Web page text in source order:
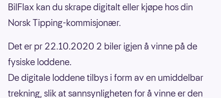
BilFlax kan du skrape digitalt eller kjøpe hos din
Norsk Tipping-kommisjonær.
Det er pr 22.10.2020 2 biler igjen å vinne på de
fysiske loddene.
De digitale loddene tilbys i form av en umiddelbar
trekning, slik at sannsynligheten for å vinne er den